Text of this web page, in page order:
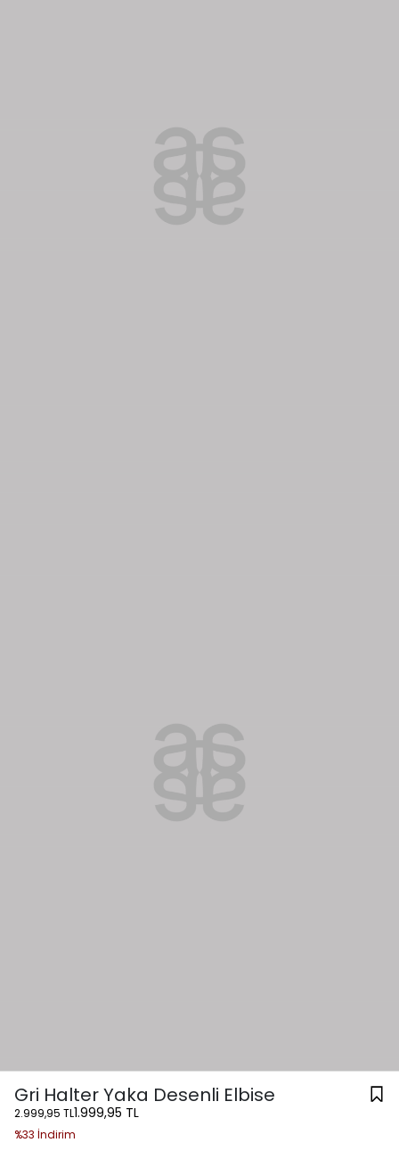
Gri Halter Yaka Desenli Elbise
2.999,95 TL1.999,95 TL
%33 İndirim